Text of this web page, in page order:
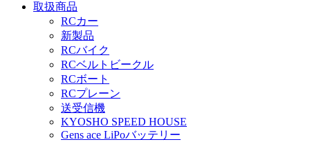
取扱商品
RCカー
新製品
RCバイク
RCベルトビークル
RCボート
RCプレーン
送受信機
KYOSHO SPEED HOUSE
Gens ace LiPoバッテリー